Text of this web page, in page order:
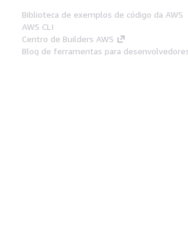
Biblioteca de exemplos de código da AWS
AWS CLI
Centro de Builders AWS
Blog de ferramentas para